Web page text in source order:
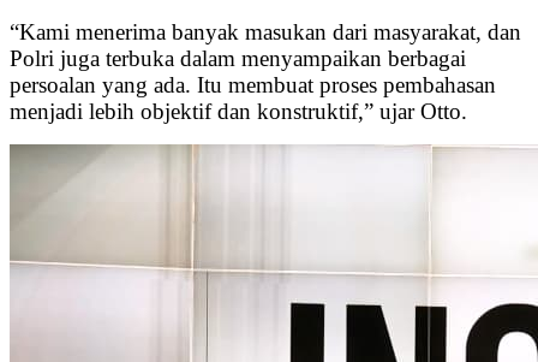
“Kami menerima banyak masukan dari masyarakat, dan
Polri juga terbuka dalam menyampaikan berbagai
persoalan yang ada. Itu membuat proses pembahasan
menjadi lebih objektif dan konstruktif,” ujar Otto.